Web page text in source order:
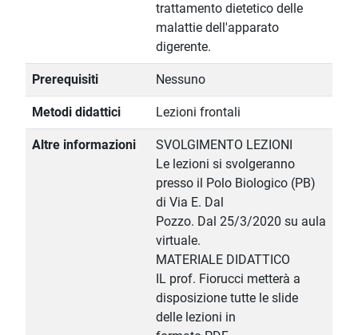
trattamento dietetico delle
malattie dell'apparato
digerente.
Prerequisiti Nessuno
Metodi didattici Lezioni frontali
Altre informazioni
SVOLGIMENTO LEZIONI
Le lezioni si svolgeranno
presso il Polo Biologico (PB)
di Via E. Dal
Pozzo. Dal 25/3/2020 su aula
virtuale.
MATERIALE DIDATTICO
IL prof. Fiorucci metterà a
disposizione tutte le slide
delle lezioni in